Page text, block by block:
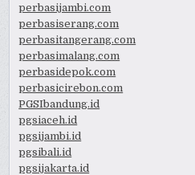
perbasijambi.com
perbasiserang.com
perbasitangerang.com
perbasimalang.com
perbasidepok.com
perbasicirebon.com
PGSIbandung.id
pgsiaceh.id
pgsijambi.id
pgsibali.id
pgsijakarta.id